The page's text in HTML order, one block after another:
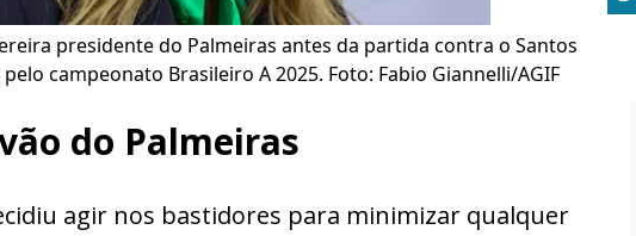
presidente do Palmeiras antes da partida contra o Santos
campeonato Brasileiro A 2025. Foto: Fabio Giannelli/AGIF
do Palmeiras
agir nos bastidores para minimizar qualquer